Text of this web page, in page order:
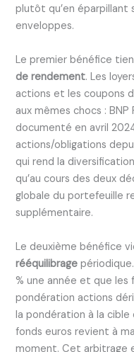
plutôt qu’en éparpillant
enveloppes.
Le premier bénéfice
de rendement. Les
actions et les coupons
aux mêmes chocs : BNP
documenté en avril
actions/obligations
qui rend la
qu’au cours des deux
globale du portefeuille
supplémentaire.
Le deuxième bénéfice
rééquilibrage
% une année et que les
pondération actions
la pondération à la
fonds euros revient à
moment. Cet arbitrage